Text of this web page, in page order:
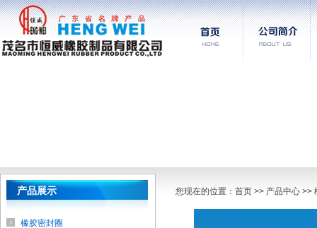
产品展示
橡胶密封圈
您现在的位置： 首页 >> 产品中心 >>